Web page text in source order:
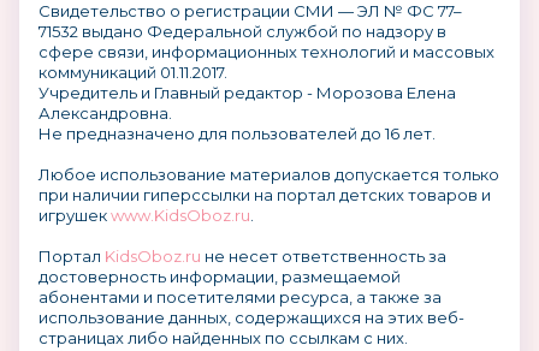
Свидетельство о регистрации СМИ — ЭЛ № ФС 77–
71532 выдано Федеральной службой по надзору в
сфере связи, информационных технологий и массовых
коммуникаций 01.11.2017.
Учредитель и Главный редактор - Морозова Елена
Александровна.
Не предназначено для пользователей до 16 лет.
Любое использование материалов допускается только
при наличии гиперссылки на портал детских товаров и
игрушекwww.KidsOboz.ru
Портал KidsOboz.ru не несет ответственность за
достоверность информации, размещаемой
абонентами и посетителями ресурса, а также за
использование данных, содержащихся на этих веб-
страницах либо найденных по ссылкам с них.